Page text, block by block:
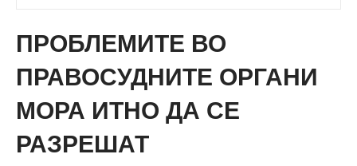
ПРОБЛЕМИТЕ ВО
ПРАВОСУДНИТЕ ОРГАНИ
МОРА ИТНО ДА СЕ
РАЗРЕШАТ